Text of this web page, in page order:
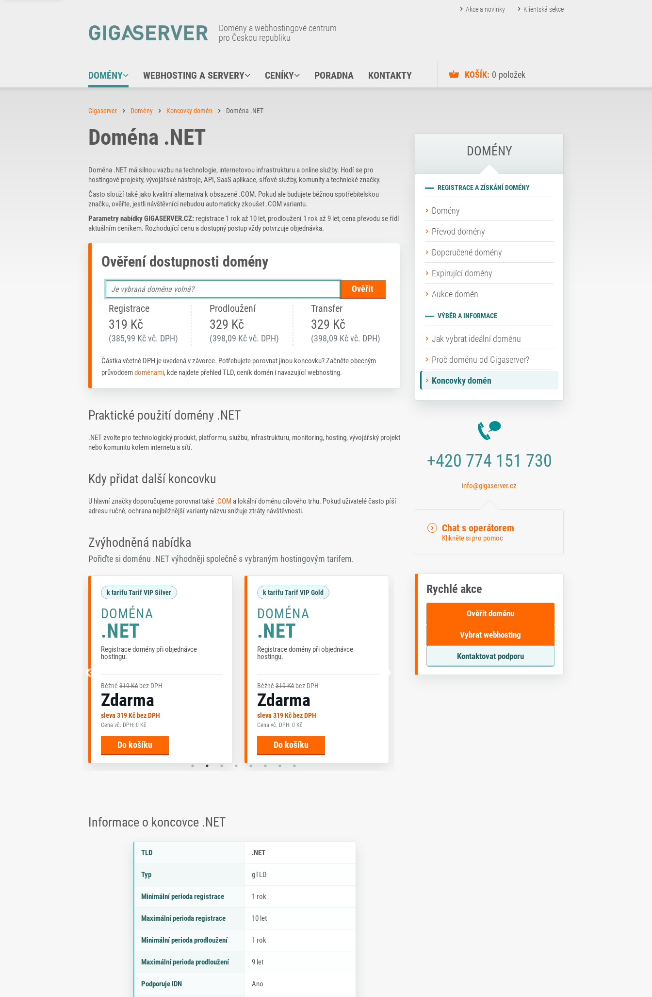
Domény a webhostingové centrum
pro Českou republiku
DOMÉNY WEBHOSTING A SERVERY CENÍKY PORADNA KONTAKTY KOŠÍK: 0 položek
Akce a novinky Klientská sekce
Gigaserver Domény Koncovky domén Doména .NET
Doména .NET
Doména .NET má silnou vazbu na technologie, internetovou infrastrukturu a online služby. Hodí se pro
hostingové projekty, vývojářské nástroje, API, SaaS aplikace, síťové služby, komunity a technické značky.
Často slouží také jako kvalitní alternativa k obsazené .COM. Pokud ale budujete běžnou spotřebitelskou
značku, ověřte, jestli návštěvníci nebudou automaticky zkoušet .COM variantu.
Parametry nabídky GIGASERVER.CZ: registrace 1 rok až 10 let, prodloužení 1 rok až 9 let; cena převodu se řídí
aktuálním ceníkem. Rozhodující cenu a dostupný postup vždy potvrzuje objednávka.
Ověření dostupnosti domény
Ověřit
Registrace
319 Kč
(385,99 Kč vč. DPH)
Prodloužení
329 Kč
(398,09 Kč vč. DPH)
Transfer
329 Kč
(398,09 Kč vč. DPH)
Částka včetně DPH je uvedená v závorce. Potřebujete porovnat jinou koncovku? Začněte obecným
průvodcemdoménami, kde najdete přehled TLD, ceník domén i navazující webhosting.
Praktické použití domény .NET
.NET zvolte pro technologický produkt, platformu, službu, infrastrukturu, monitoring, hosting, vývojářský projekt
nebo komunitu kolem internetu a sítí.
Kdy přidat další koncovku
U hlavní značky doporučujeme porovnat také .COM a lokální doménu cílového trhu. Pokud uživatelé často píší
adresu ručně, ochrana nejběžnější varianty názvu snižuje ztráty návštěvnosti.
Zvýhodněná nabídka
Pořiďte si doménu .NET výhodněji společně s vybraným hostingovým tarifem.
k tarifu Tarif VIP Silver
DOMÉNA
.NET
Registrace domény při objednávce
hostingu.
Běžně 319 Kč bez DPH
Zdarma
sleva 319 Kč bez DPH
Cena vč. DPH: 0 Kč
Do košíku
k tarifu Tarif VIP Gold
DOMÉNA
.NET
Registrace domény při objednávce
hostingu.
Běžně 319 Kč bez DPH
Zdarma
sleva 319 Kč bez DPH
Cena vč. DPH: 0 Kč
Do košíku
k tarifu Tarif Online
.NET
Registrace domény při objednávce
Informace o koncovce .NET
P
r
e
t
TLD .NET
Typ gTLD
Minimální perioda registrace 1 rok
Maximální perioda registrace 10 let
Minimální perioda prodloužení 1 rok
Maximální perioda prodloužení 9 let
Podporuje IDN Ano
DOMÉNY
REGISTRACE A ZÍSKÁNÍ DOMÉNY
Domény
Převod domény
Doporučené domény
Expirující domény
Aukce domén
VÝBĚR A INFORMACE
Jak vybrat ideální doménu
Proč doménu od Gigaserver?
Koncovky domén
+420 774 151 730
info@gigaserver.cz
Chat s operátorem
Klikněte si pro pomoc
Rychlé akce
Ověřit doménu
Vybrat webhosting
Kontaktovat podporu